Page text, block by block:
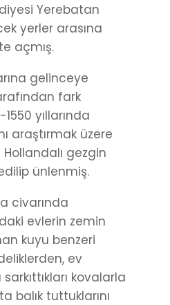
Yerebatan
yerler arasına
açmış.
gelinceye
fark
yıllarında
araştırmak üzere
gezgin
ünlenmiş.
civarında
evlerin zemin
kuyu benzeri
ev
sarkıttıkları kovalarla
balık tuttuklarını